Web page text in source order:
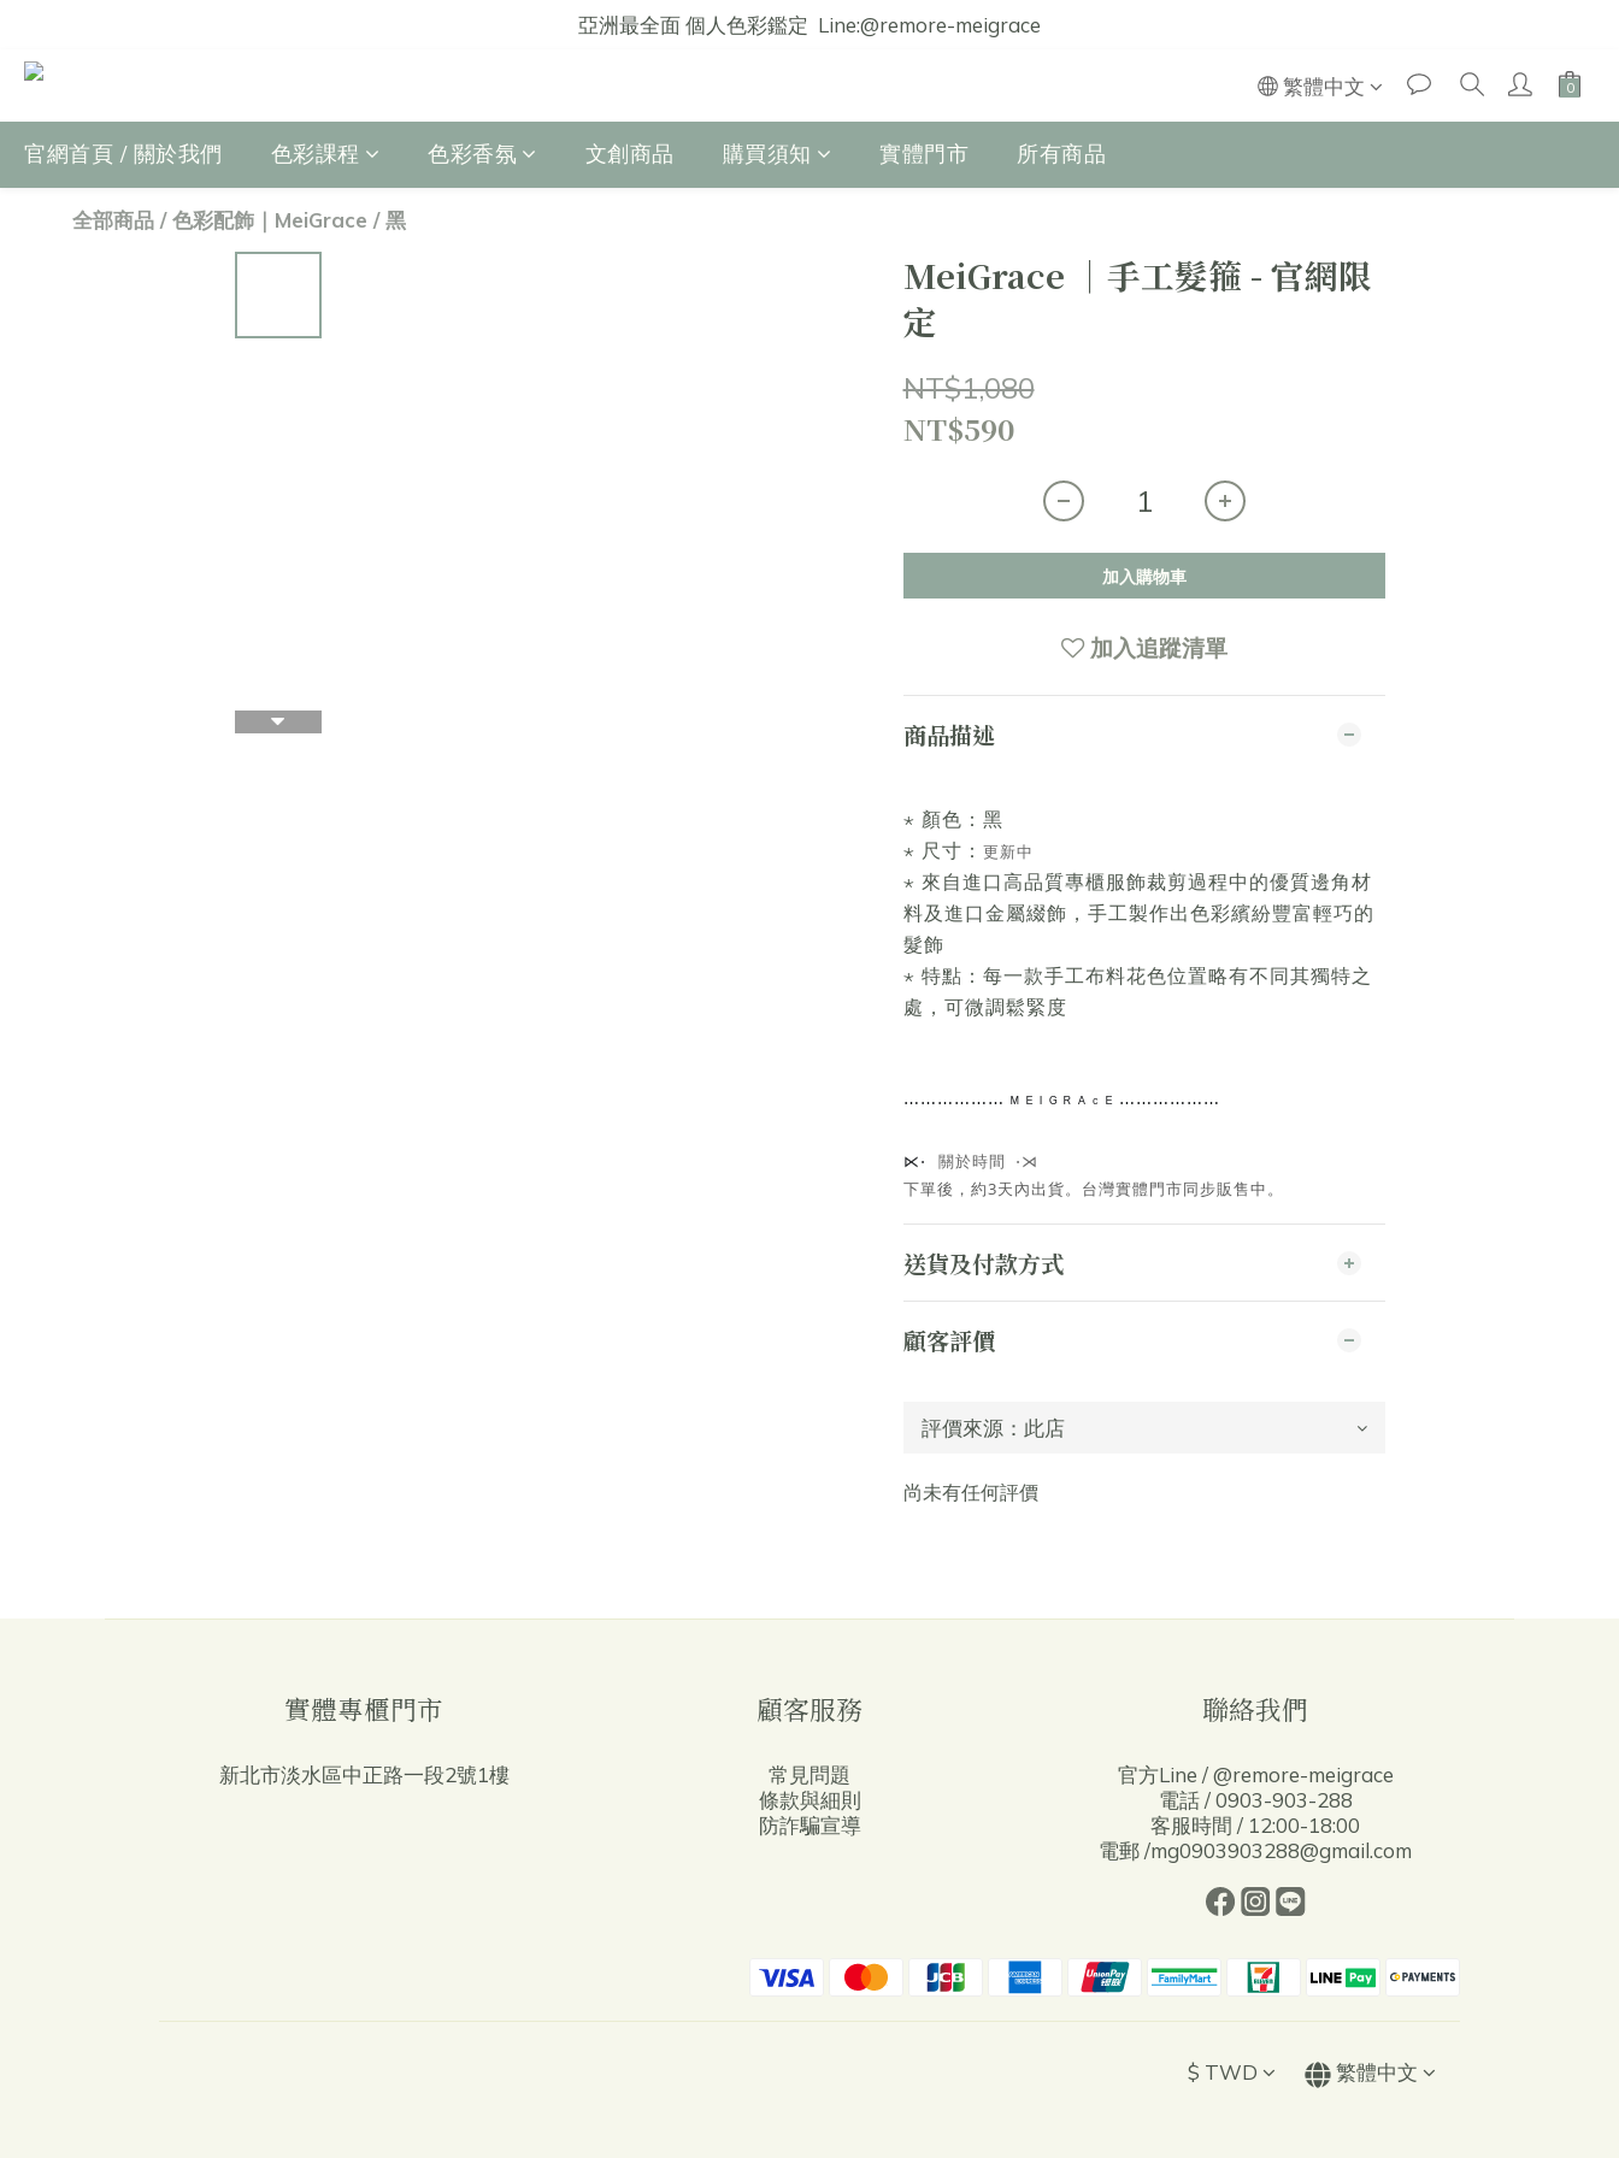
亞洲最全面 個人色彩鑑定  Line:@remore-meigrace
繁體中文
官網首頁 / 關於我們 色彩課程 色彩香氛 文創商品 購買須知 實體門市 所有商品
全部商品 /色彩配飾｜MeiGrace /黑
MeiGrace │手工髮箍 - 官網限
定
NT$1,080
NT$590
加入購物車
加入追蹤清單
商品描述
⋆ 顏色：黑
⋆ 尺寸： 更新中
⋆ 來自進口高品質專櫃服飾裁剪過程中的優質邊角材
料及進口金屬綴飾，手工製作出色彩繽紛豐富輕巧的
髮飾
⋆ 特點：每一款手工布料花色位置略有不同其獨特之
處，可微調鬆緊度
⋯⋯ ⋯⋯⋯⋯ ᴹ ᴱ ᴵ ᴳ ᴿ ᴬ ᶜ ᴱ ⋯⋯⋯⋯ ⋯⋯
⋉⋅ 關於時間 ⋅⋊
下單後，約3天內出貨。台灣實體門市同步販售中。
送貨及付款方式
顧客評價
尚未有任何評價
實體專櫃門市
新北市淡水區中正路一段2號1樓
顧客服務
常見問題
條款與細則
防詐騙宣導
聯絡我們
官方Line / @remore-meigrace
電話 / 0903-903-288
客服時間 / 12:00-18:00
電郵 /mg0903903288@gmail.com
$ TWD 繁體中文